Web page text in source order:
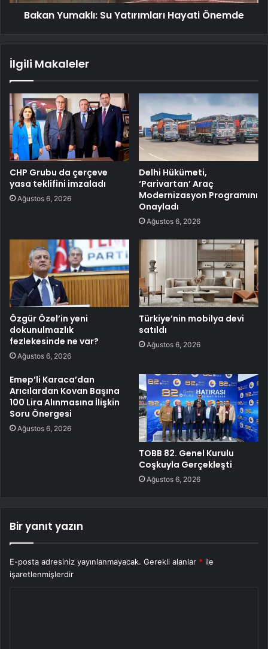
Bakan Yumaklı: Su Yatırımları Hayati Önemde
İlgili Makaleler
CHP Grubu da çerçeve
yasa teklifini imzaladı
Ağustos 6, 2026
Delhi Hükümeti,
‘Parivartan’ Araç
Modernizasyon Programını
Onayladı
Ağustos 6, 2026
Özgür Özel’in yeni
dokunulmazlık
fezlekesinde ne var?
Ağustos 6, 2026
Türkiye’nin mobilya devi
satıldı
Ağustos 6, 2026
Emep’li Karaca’dan
Arıcılardan Kovan Başına
100 Lira Alınmasına İlişkin
Soru Önergesi
Ağustos 6, 2026
TOBB 82. Genel Kurulu
Coşkuyla Gerçekleşti
Ağustos 6, 2026
Bir yanıt yazın
E-posta adresiniz yayınlanmayacak. Gerekli alanlar * ile
işaretlenmişlerdir